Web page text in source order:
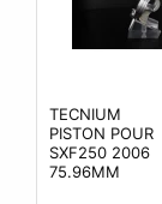
TECNIUM
PISTON POUR
SXF250 2006
75.96MM